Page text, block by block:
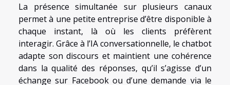
La présence simultanée sur plusieurs canaux
permet à une petite entreprise d’être disponible à
chaque instant, là où les clients préfèrent
interagir. Grâce à l’IA conversationnelle, le chatbot
adapte son discours et maintient une cohérence
dans la qualité des réponses, qu’il s’agisse d’un
échange sur Facebook ou d’une demande via le